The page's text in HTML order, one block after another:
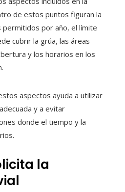
de estos puntos figuran la
permitidos por año, el límite
cubrir la grúa, las áreas
y los horarios en los
aspectos ayuda a utilizar
y a evitar
donde el tiempo y la
la